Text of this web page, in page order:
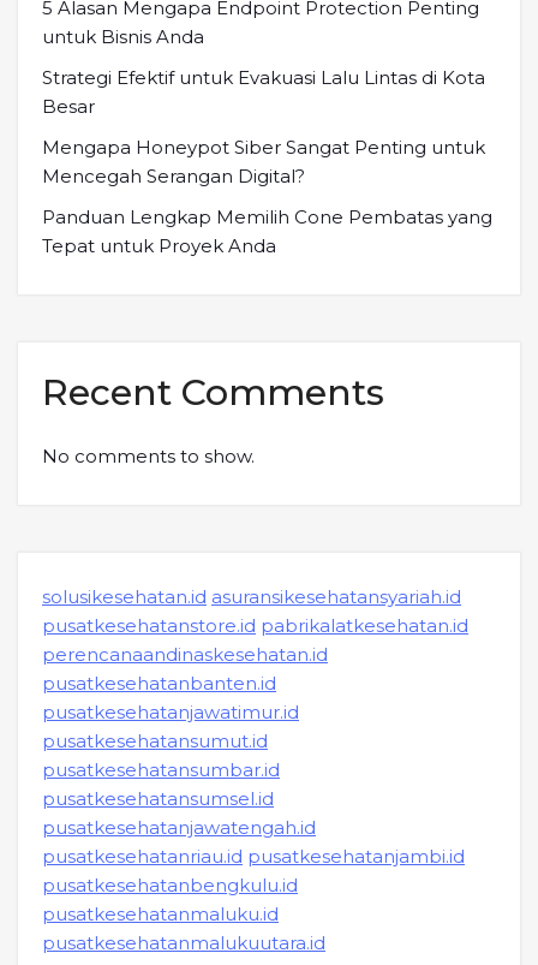
5 Alasan Mengapa Endpoint Protection Penting
untuk Bisnis Anda
Strategi Efektif untuk Evakuasi Lalu Lintas di Kota
Besar
Mengapa Honeypot Siber Sangat Penting untuk
Mencegah Serangan Digital?
Panduan Lengkap Memilih Cone Pembatas yang
Tepat untuk Proyek Anda
Recent Comments
No comments to show.
solusikesehatan.id asuransikesehatansyariah.id
pusatkesehatanstore.id pabrikalatkesehatan.id
perencanaandinaskesehatan.id
pusatkesehatanbanten.id
pusatkesehatanjawatimur.id
pusatkesehatansumut.id
pusatkesehatansumbar.id
pusatkesehatansumsel.id
pusatkesehatanjawatengah.id
pusatkesehatanriau.id pusatkesehatanjambi.id
pusatkesehatanbengkulu.id
pusatkesehatanmaluku.id
pusatkesehatanmalukuutara.id